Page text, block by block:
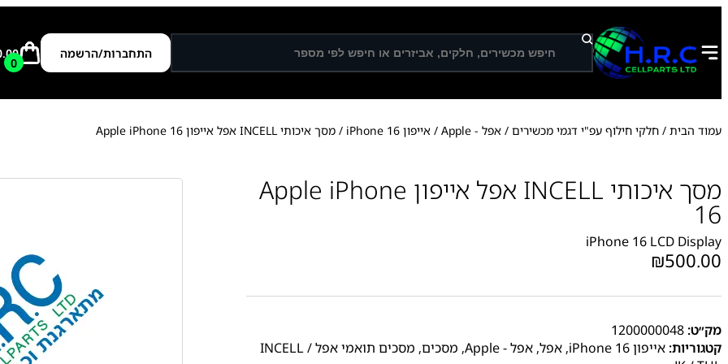
ח
י
פ
התחברות/הרשמה
0
עמוד הבית / חלקי חילוף עפ"י דגמי מכשירים / אפל - Apple / אייפון iPhone 16 / מסך איכותי INCELL אפל אייפון Apple iPhone 16
מסך איכותי INCELL אפל אייפון Apple iPhone
16
iPhone 16 LCD Display
₪500.00
מק״ט: 1200000048
קטגוריות: אייפון iPhone 16 , אפל, אפל - Apple , מסכים,
מסכים תואמי אפל INCELL /